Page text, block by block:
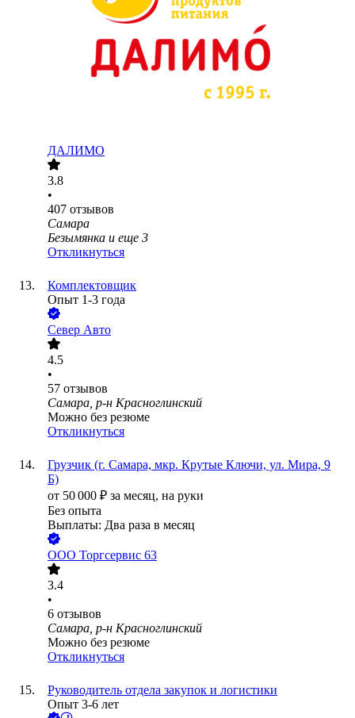
ДАЛИМО
3.8
•
407 отзывов
Самара
Безымянка и еще 3
Откликнуться
Комплектовщик
Опыт 1-3 года
Север Авто
4.5
•
57 отзывов
Самара, р-н Красноглинский
Можно без резюме
Откликнуться
Грузчик (г. Самара, мкр. Крутые Ключи, ул. Мира, 9
Б)
от 50 000 ₽ за месяц, на руки
Без опыта
Выплаты: Два раза в месяц
ООО Торгсервис 63
3.4
•
6 отзывов
Самара, р-н Красноглинский
Можно без резюме
Откликнуться
Руководитель отдела закупок и логистики
Опыт 3-6 лет